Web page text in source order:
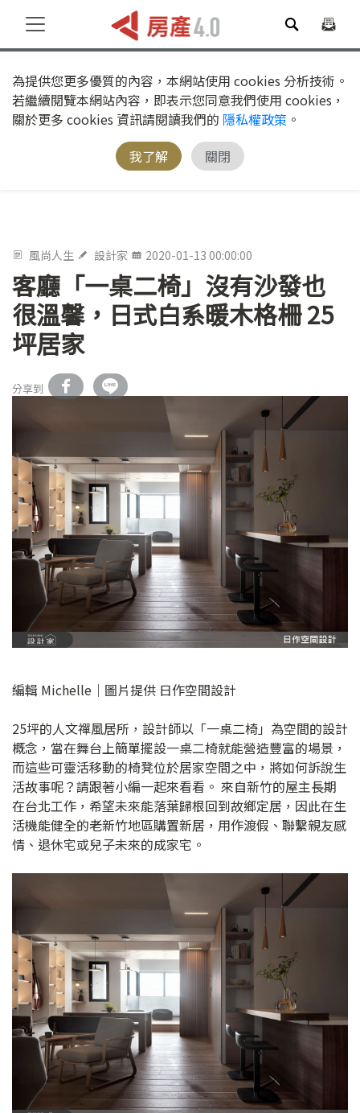
為提供您更多優質的內容，本網站使用 cookies 分析技術。
若繼續閱覽本網站內容，即表示您同意我們使用 cookies，
關於更多 cookies 資訊請閱讀我們的 隱私權政策 。
我了解
關閉
風尚人生 設計家 2020-01-13 00:00:00
客廳「一桌二椅」沒有沙發也
很溫馨，日式白系暖木格柵 25
坪居家
分享到
編輯 Michelle｜圖片提供 日作空間設計
25坪的人文禪風居所，設計師以「一桌二椅」為空間的設計
概念，當在舞台上簡單擺設一桌二椅就能營造豐富的場景，
而這些可靈活移動的椅凳位於居家空間之中，將如何訴說生
活故事呢？請跟著小編一起來看看。 來自新竹的屋主長期
在台北工作，希望未來能落葉歸根回到故鄉定居，因此在生
活機能健全的老新竹地區購置新居，用作渡假、聯繫親友感
情、退休宅或兒子未來的成家宅。